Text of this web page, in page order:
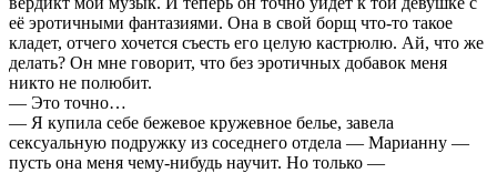
её эротичными фантазиями. Она в свой борщ что-то такое
кладет, отчего хочется съесть его целую кастрюлю. Ай, что же
делать? Он мне говорит, что без эротичных добавок меня
никто не полюбит.
— Это точно…
— Я купила себе бежевое кружевное белье, завела
сексуальную подружку из соседнего отдела — Марианну —
пусть она меня чему-нибудь научит. Но только —